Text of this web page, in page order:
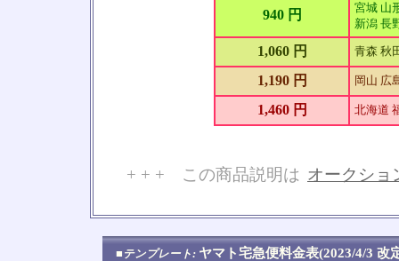
940 円
宮城 山
新潟 長
1,060 円 青森 秋
1,190 円 岡山 広
1,460 円 北海道
+ + + この商品説明は オークショ
■テンプレート: ヤマト宅急便料金表(2023/4/3